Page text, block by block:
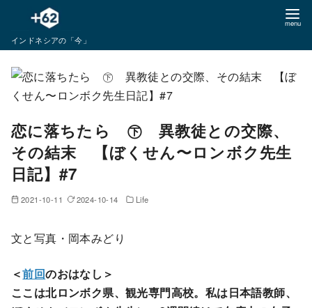
テ
動
インドネシアの「今」
恋に落ちたら ㊦ 異教徒との交際、
その結末 【ぼくせん〜ロンボク先生
日記】#7
2021-10-11 2024-10-14 Life
文と写真・岡本みどり
＜前回のおはなし＞
ここは北ロンボク県、観光専門高校。私は日本語教師、